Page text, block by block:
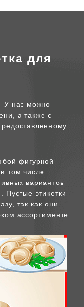
для
У нас можно
а также с
фигурной
том числе
вариантов
Пустые этикетки
так как они
ассортименте.